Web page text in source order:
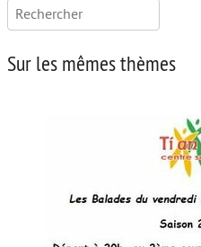
Rechercher :
Sur les mêmes thèmes